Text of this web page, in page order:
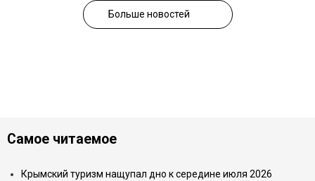
Больше новостей
Самое читаемое
Крымский туризм нащупал дно к середине июля 2026